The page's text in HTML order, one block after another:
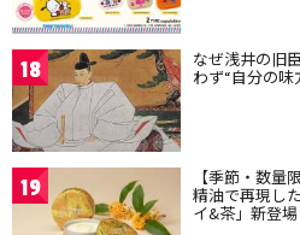
18 なぜ浅井の旧
わず“自分の
19 【季節・数量
精油で再現し
イ&茶」新登場